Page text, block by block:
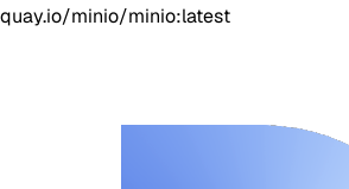
quay.io/minio/minio:latest